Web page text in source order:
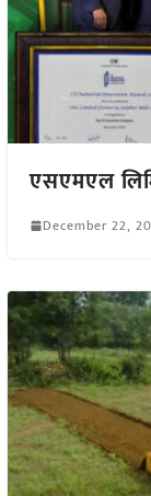
एसएमएल
December 22,